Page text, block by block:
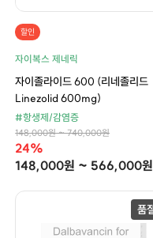
할인
자이복스 제네릭
자이졸라이드 600 (리네졸리드
Linezolid 600mg)
#항생제/감염증
148,000원 ~ 740,000원
24%
148,000원 ~ 566,000원